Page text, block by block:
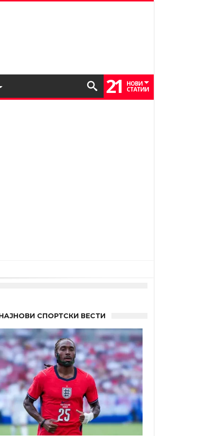
21 НОВИ
СТАТИИ
СПОРТСКИ ВЕСТИ